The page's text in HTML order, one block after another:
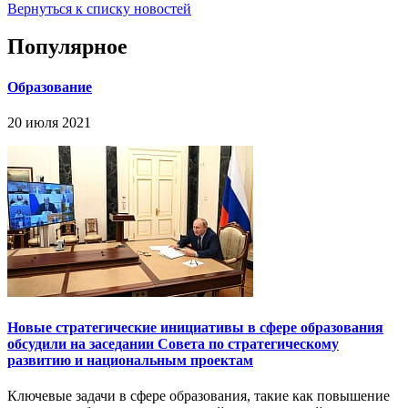
Вернуться к списку новостей
Популярное
Образование
20 июля 2021
Новые стратегические инициативы в сфере образования
обсудили на заседании Совета по стратегическому
развитию и национальным проектам
Ключевые задачи в сфере образования, такие как повышение